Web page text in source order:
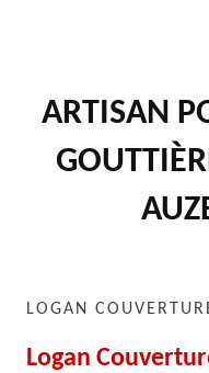
ARTISAN
LOGAN
Logan